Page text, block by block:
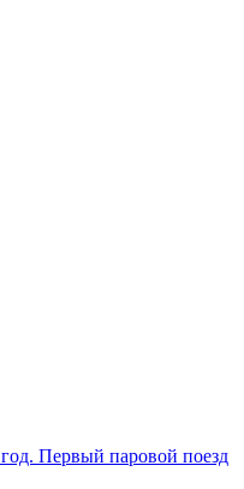
Первый паровой поезд